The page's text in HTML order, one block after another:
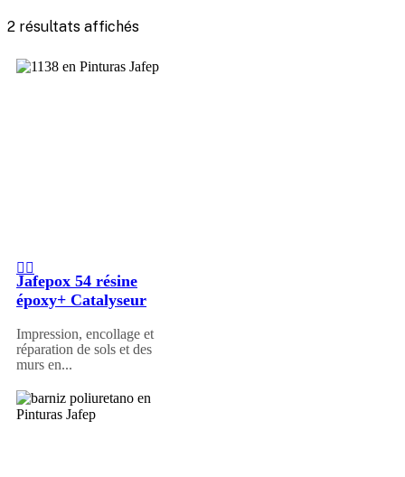
2 résultats affichés
Jafepox 54 résine
époxy+ Catalyseur
Impression, encollage et
réparation de sols et des
murs en...